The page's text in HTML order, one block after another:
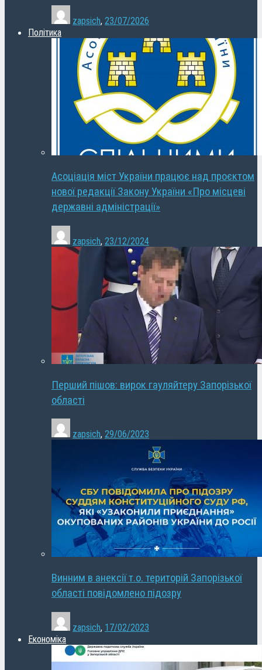
zapsich, 23/07/2026
Політика
Асоціація міст України працює над проєктом
нової редакції Закону України «Про місцеві
державні адміністрації»
zapsich, 23/12/2024
Перший пішов: вирок гауляйтеру Запорізької
області
zapsich, 29/06/2023
Винним в анексії т.о. територій Запорізької
області повідомлено підозру
zapsich, 17/02/2023
Економіка